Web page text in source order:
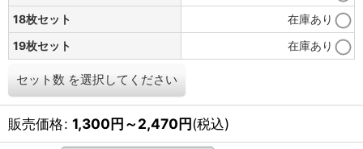
18枚セット
在庫あり
19枚セット
在庫あり
セット数 を選択してください
販売価格: 1,300円～2,470円(税込)